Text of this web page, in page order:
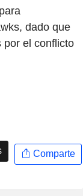
dado que
por el conflicto
Comparte